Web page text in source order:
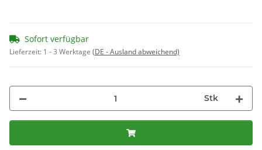
Sofort verfügbar
Lieferzeit: 1 - 3 Werktage (DE - Ausland abweichend)
Stk